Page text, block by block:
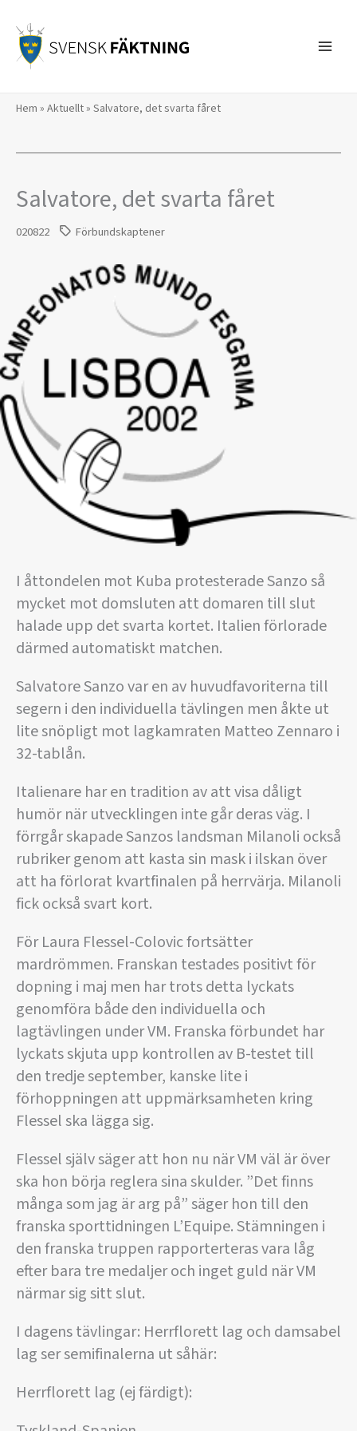
innehåll
Hem » Aktuellt» Salvatore, det svarta fåret
Salvatore, det svarta fåret
020822 Förbundskaptener
I åttondelen mot Kuba protesterade Sanzo så
mycket mot domsluten att domaren till slut
halade upp det svarta kortet. Italien förlorade
därmed automatiskt matchen.
Salvatore Sanzo var en av huvudfavoriterna till
segern i den individuella tävlingen men åkte ut
lite snöpligt mot lagkamraten Matteo Zennaro i
32-tablån.
Italienare har en tradition av att visa dåligt
humör när utvecklingen inte går deras väg. I
förrgår skapade Sanzos landsman Milanoli också
rubriker genom att kasta sin mask i ilskan över
att ha förlorat kvartfinalen på herrvärja. Milanoli
fick också svart kort.
För Laura Flessel-Colovic fortsätter
mardrömmen. Franskan testades positivt för
dopning i maj men har trots detta lyckats
genomföra både den individuella och
lagtävlingen under VM. Franska förbundet har
lyckats skjuta upp kontrollen av B-testet till
den tredje september, kanske lite i
förhoppningen att uppmärksamheten kring
Flessel ska lägga sig.
Flessel själv säger att hon nu när VM väl är över
ska hon börja reglera sina skulder. ”Det finns
många som jag är arg på” säger hon till den
franska sporttidningen L’Equipe. Stämningen i
den franska truppen rapporterteras vara låg
efter bara tre medaljer och inget guld när VM
närmar sig sitt slut.
I dagens tävlingar: Herrflorett lag och damsabel
lag ser semifinalerna ut såhär:
Herrflorett lag (ej färdigt):